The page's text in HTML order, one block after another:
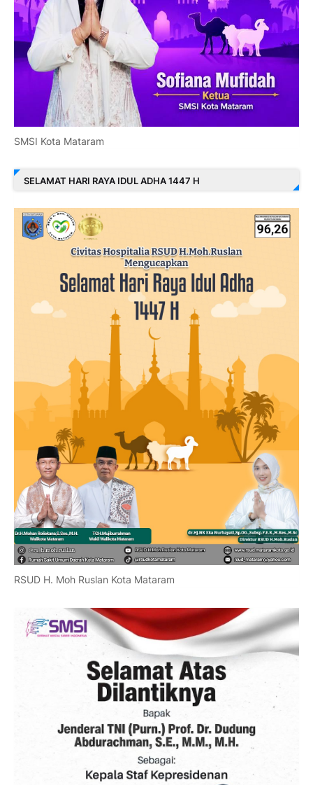
SMSI Kota Mataram
SELAMAT HARI RAYA IDUL ADHA 1447 H
RSUD H. Moh Ruslan Kota Mataram